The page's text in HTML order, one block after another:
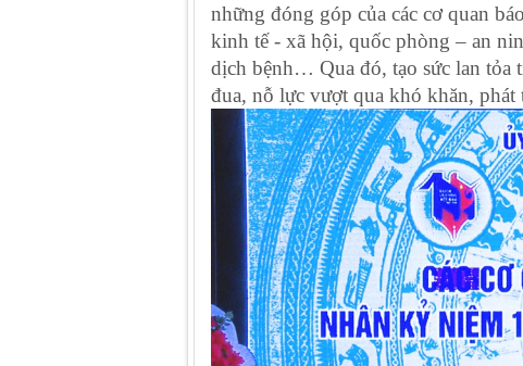
những đóng góp của các cơ quan
kinh tế - xã hội, quốc phòng – an
dịch bệnh… Qua đó, tạo sức lan tỏa
đua, nỗ lực vượt qua khó khăn, phát